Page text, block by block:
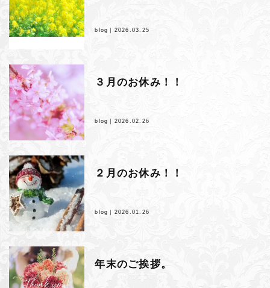
blog｜ 2026.03.25
３月のお休み！！
blog｜ 2026.02.26
２月のお休み！！
blog｜ 2026.01.26
年末のご挨拶。